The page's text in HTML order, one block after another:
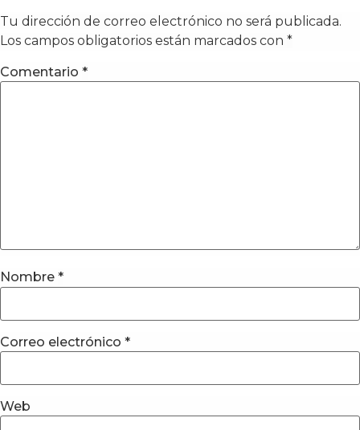
Tu dirección de correo electrónico no será publicada.
Los campos obligatorios están marcados con *
Comentario *
Nombre *
Correo electrónico *
Web